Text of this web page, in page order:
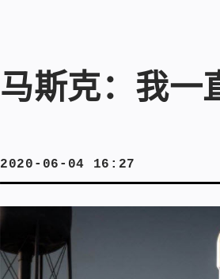
马斯克：我一
2020-06-04 16:27